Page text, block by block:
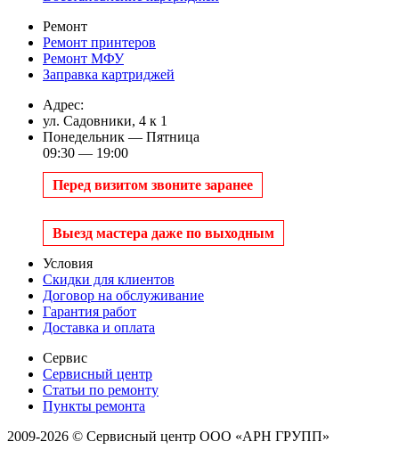
Ремонт
Ремонт принтеров
Ремонт МФУ
Заправка картриджей
Адрес:
ул. Садовники, 4 к 1
Понедельник — Пятница
09:30 — 19:00
Перед визитом звоните заранее
Выезд мастера даже по выходным
Условия
Скидки для клиентов
Договор на обслуживание
Гарантия работ
Доставка и оплата
Сервис
Сервисный центр
Статьи по ремонту
Пункты ремонта
2009-2026 © Сервисный центр ООО «АРН ГРУПП»